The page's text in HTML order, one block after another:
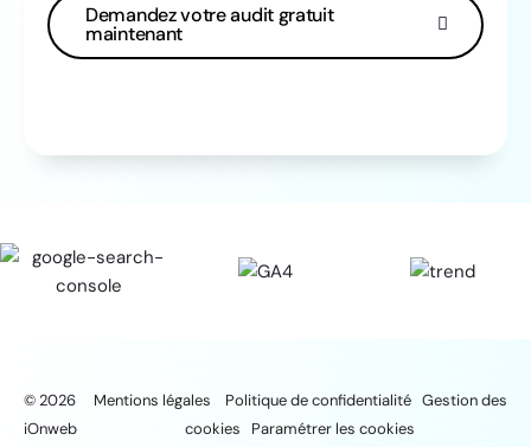
Demandez votre audit gratuit
maintenant
© 2026
iOnweb
Mentions légales Politique de confidentialité Gestion des
cookies
Paramétrer les cookies